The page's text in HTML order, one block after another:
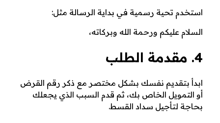
استخدم تحية رسمية في بداية الرسالة مثل:
السلام عليكم ورحمة الله وبركاته،
4. مقدمة الطلب
ابدأ بتقديم نفسك بشكل مختصر مع ذكر رقم القرض
أو التمويل الخاص بك، ثم قدم السبب الذي يجعلك
بحاجة لتأجيل سداد القسط.